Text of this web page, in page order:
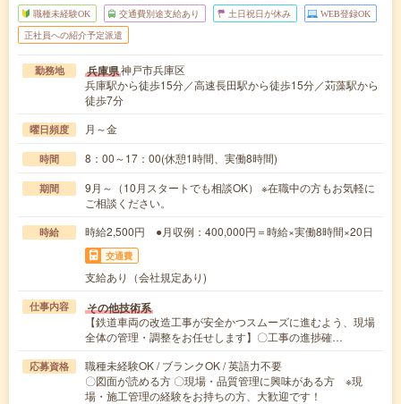
職種未経験OK 交通費別途支給あり 土日祝日が休み WEB登録OK
正社員への紹介予定派遣
勤務地 兵庫県神戸市兵庫区
兵庫駅から徒歩15分／高速長田駅から徒歩15分／苅藻駅から
徒歩7分
曜日頻度 月～金
時間 8：00～17：00(休憩1時間、実働8時間)
期間
9月～（10月スタートでも相談OK） ※在職中の方もお気軽に
ご相談ください。
時給 時給2,500円 ●月収例：400,000円＝時給×実働8時間×20日
交通費
支給あり（会社規定あり)
仕事内容 その他技術系
【鉄道車両の改造工事が安全かつスムーズに進むよう、現場
全体の管理・調整をお任せします】〇工事の進捗確…
応募資格
職種未経験OK / ブランクOK / 英語力不要
〇図面が読める方 〇現場・品質管理に興味がある方 ※現
場・施工管理の経験をお持ちの方、大歓迎です！